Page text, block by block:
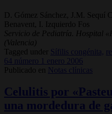
D. Gómez Sánchez, J.M. Sequí
Benavent, I. Izquierdo Fos
Servicio de Pediatría. Hospital
(Valencia)
Tagged under
Sífilis congénita,
64 número 1 enero 2006
Publicado en
Notas clínicas
Celulitis por
una mordedura de